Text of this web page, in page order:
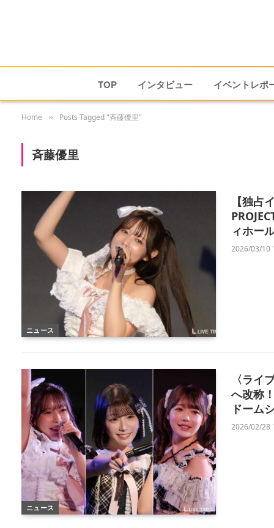
TOP インタビュー イベントレポ
Home » Posts Tagged "斉藤優里"
斉藤優里
ニュース
【独占
ィホー
2026/03/10
ニュース
〈ライ
へ改称
ドーム
2026/02/28